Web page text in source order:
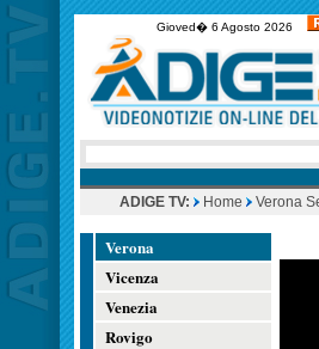
Gioved� 6 Agosto 2026
ADIGE TV: Home Verona
Verona
Vicenza
Venezia
Rovigo